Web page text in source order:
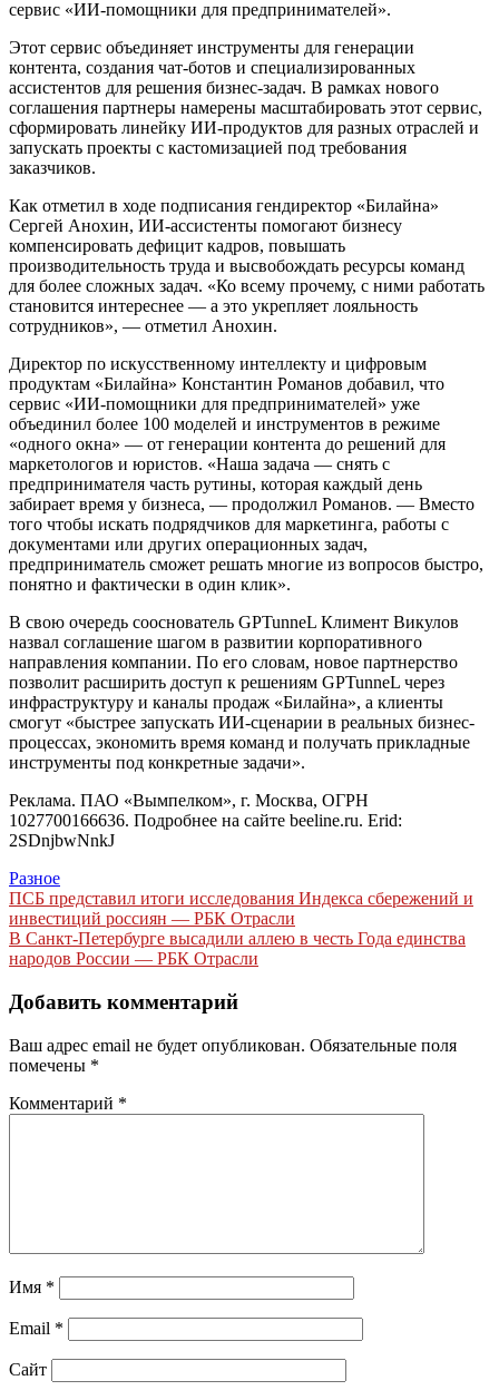
сервис «ИИ-помощники для предпринимателей».
Этот сервис объединяет инструменты для генерации
контента, создания чат-ботов и специализированных
ассистентов для решения бизнес-задач. В рамках нового
соглашения партнеры намерены масштабировать этот сервис,
сформировать линейку ИИ-продуктов для разных отраслей и
запускать проекты с кастомизацией под требования
заказчиков.
Как отметил в ходе подписания гендиректор «Билайна»
Сергей Анохин, ИИ-ассистенты помогают бизнесу
компенсировать дефицит кадров, повышать
производительность труда и высвобождать ресурсы команд
для более сложных задач. «Ко всему прочему, с ними работать
становится интереснее — а это укрепляет лояльность
сотрудников», — отметил Анохин.
Директор по искусственному интеллекту и цифровым
продуктам «Билайна» Константин Романов добавил, что
сервис «ИИ-помощники для предпринимателей» уже
объединил более 100 моделей и инструментов в режиме
«одного окна» — от генерации контента до решений для
маркетологов и юристов. «Наша задача — снять с
предпринимателя часть рутины, которая каждый день
забирает время у бизнеса, — продолжил Романов. — Вместо
того чтобы искать подрядчиков для маркетинга, работы с
документами или других операционных задач,
предприниматель сможет решать многие из вопросов быстро,
понятно и фактически в один клик».
В свою очередь сооснователь GPTunneL Климент Викулов
назвал соглашение шагом в развитии корпоративного
направления компании. По его словам, новое партнерство
позволит расширить доступ к решениям GPTunneL через
инфраструктуру и каналы продаж «Билайна», а клиенты
смогут «быстрее запускать ИИ-сценарии в реальных бизнес-
процессах, экономить время команд и получать прикладные
инструменты под конкретные задачи».
Реклама. ПАО «Вымпелком», г. Москва, ОГРН
1027700166636. Подробнее на сайте beeline.ru. Erid:
2SDnjbwNnkJ
Разное
Навигация
по
записям
ПСБ представил итоги исследования Индекса сбережений и
инвестиций россиян — РБК Отрасли
В Санкт-Петербурге высадили аллею в честь Года единства
народов России — РБК Отрасли
Добавить комментарий
Ваш адрес email не будет опубликован. Обязательные поля
помечены *
Комментарий *
Имя *
Email *
Сайт